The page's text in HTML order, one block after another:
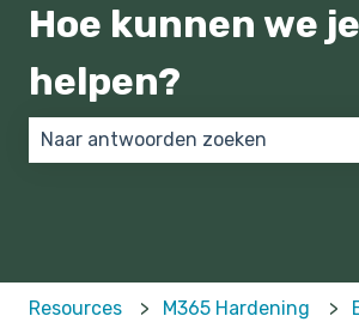
Hoe kunnen we je
helpen?
Resources M365 Hardening